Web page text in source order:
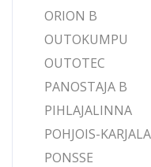
ORION B
OUTOKUMPU
OUTOTEC
PANOSTAJA B
PIHLAJALINNA
POHJOIS-
PONSSE